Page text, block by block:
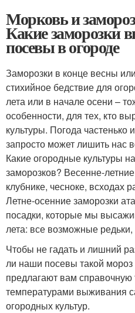
Морковь и
Какие заморозки
посевы в огороде
Заморозки в конце весны
стихийное бедствие для
лета или в начале осени –
особенности, для тех, кто
культуры. Погода частенько
запросто может лишить нас
Какие огородные культуры
заморозков? Весенне-
клубнике, чесноке, всходах
Летне-осенние заморозки
посадки, которые мы
лета: все возможные
Чтобы не гадать и лишний
ли наши посевы такой
предлагают вам
температурами выживания
огородных культур.